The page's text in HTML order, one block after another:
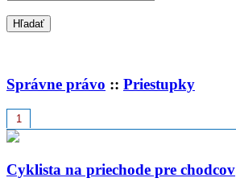
Hľadať
Správne právo :: Priestupky
Cyklista na priechode pre chodcov